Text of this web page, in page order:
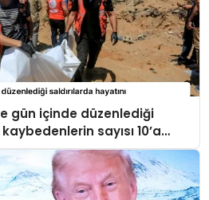
gün içinde düzenlediği
sayısı 10’a